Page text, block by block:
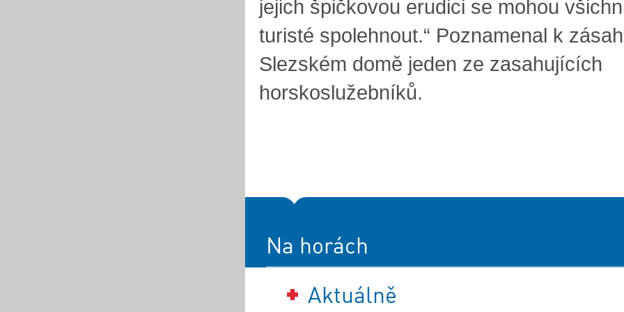
jejich špičkovou erudici se mohou
turisté spolehnout.“ Poznamenal k
Slezském domě jeden ze zasahujících
horskoslužebníků.
Na horách
Aktuálně